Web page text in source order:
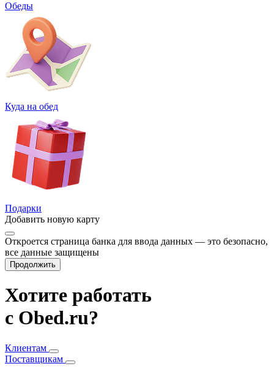
Обеды
Куда на обед
Подарки
Добавить новую карту
Откроется страница банка для ввода данных — это безопасно,
все данные защищены
Продолжить
Хотите работать
с Obed.ru?
Клиентам
Поставщикам